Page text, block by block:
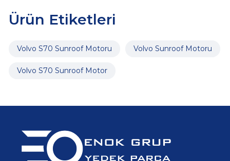
Ürün Etiketleri
Volvo S70 Sunroof Motoru Volvo Sunroof Motoru
Volvo S70 Sunroof Motor